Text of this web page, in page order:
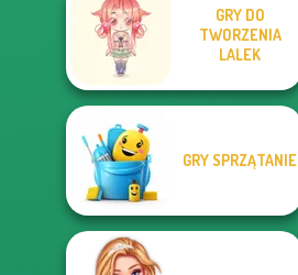
GRY DO
TWORZENIA
LALEK
GRY SPRZĄTANIE